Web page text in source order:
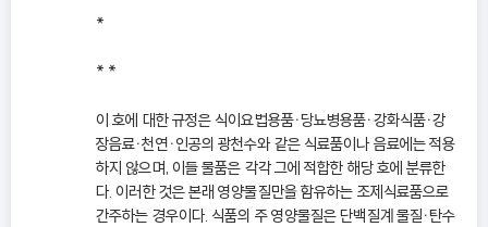
*
* *
이 호에 대한 규정은 식이요법용품ㆍ당뇨병용품ㆍ강화식품ㆍ강
장음료ㆍ천연ㆍ인공의 광천수와 같은 식료품이나 음료에는 적용
하지 않으며, 이들 물품은 각각 그에 적합한 해당 호에 분류한
다. 이러한 것은 본래 영양물질만을 함유하는 조제식료품으로
간주하는 경우이다. 식품의 주 영양물질은 단백질계 물질ㆍ탄수